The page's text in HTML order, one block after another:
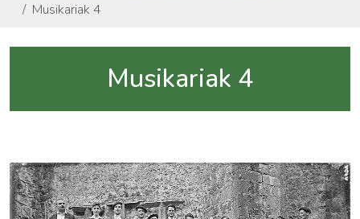
Musikariak 4
Musikariak 4